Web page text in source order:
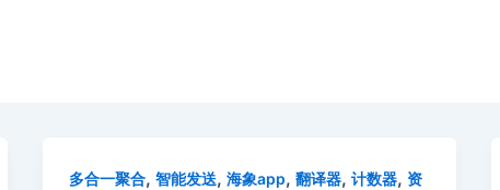
多合一聚合, 智能发送, 海象app, 翻译器, 计数器, 资